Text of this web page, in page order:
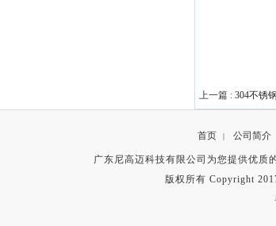
上一篇 : 304不锈
首页 | 公司简介
广东尼高迈科技有限公司为您提供优质
版权所有 Copyright